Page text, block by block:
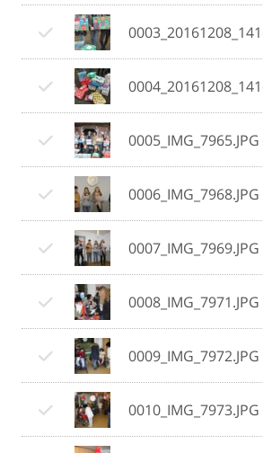
0005_IMG_7965.JPG
0006_IMG_7968.JPG
0007_IMG_7969.JPG
0008_IMG_7971.JPG
0009_IMG_7972.JPG
0010_IMG_7973.JPG